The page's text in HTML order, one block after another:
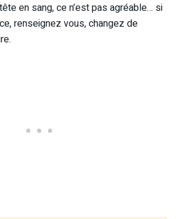
en sang, ce n’est pas agréable… si
renseignez vous, changez de